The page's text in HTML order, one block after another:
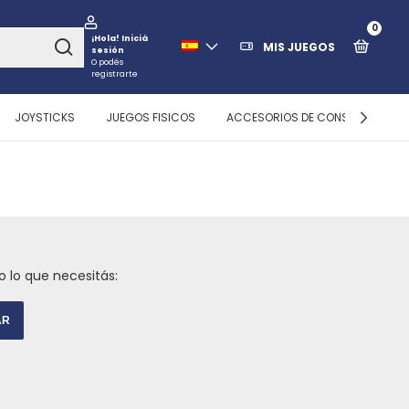
¡Hola! Iniciá
sesión
O podés
registrarte
MIS JUEGOS
0
JOYSTICKS JUEGOS FISICOS ACCESORIOS DE CONSOLAS
lo que necesitás: